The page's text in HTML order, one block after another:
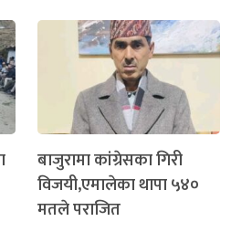
बाजुरामा कांग्रेसका गिरी
विजयी,एमालेका थापा ५४०
मतले पराजित